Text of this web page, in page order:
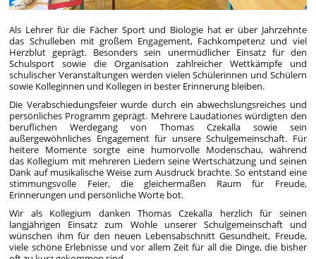
Als Lehrer für die Fächer Sport und Biologie hat er über Jahrzehnte
das Schulleben mit großem Engagement, Fachkompetenz und viel
Herzblut geprägt. Besonders sein unermüdlicher Einsatz für den
Schulsport sowie die Organisation zahlreicher Wettkämpfe und
schulischer Veranstaltungen werden vielen Schülerinnen und Schülern
sowie Kolleginnen und Kollegen in bester Erinnerung bleiben.
Die Verabschiedungsfeier wurde durch ein abwechslungsreiches und
persönliches Programm geprägt. Mehrere Laudationes würdigten den
beruflichen Werdegang von Thomas Czekalla sowie sein
außergewöhnliches Engagement für unsere Schulgemeinschaft. Für
heitere Momente sorgte eine humorvolle Modenschau, während
das Kollegium mit mehreren Liedern seine Wertschätzung und seinen
Dank auf musikalische Weise zum Ausdruck brachte. So entstand eine
stimmungsvolle Feier, die gleichermaßen Raum für Freude,
Erinnerungen und persönliche Worte bot.
Wir als Kollegium danken Thomas Czekalla herzlich für seinen
langjährigen Einsatz zum Wohle unserer Schulgemeinschaft und
wünschen ihm für den neuen Lebensabschnitt Gesundheit, Freude,
viele schöne Erlebnisse und vor allem Zeit für all die Dinge, die bisher